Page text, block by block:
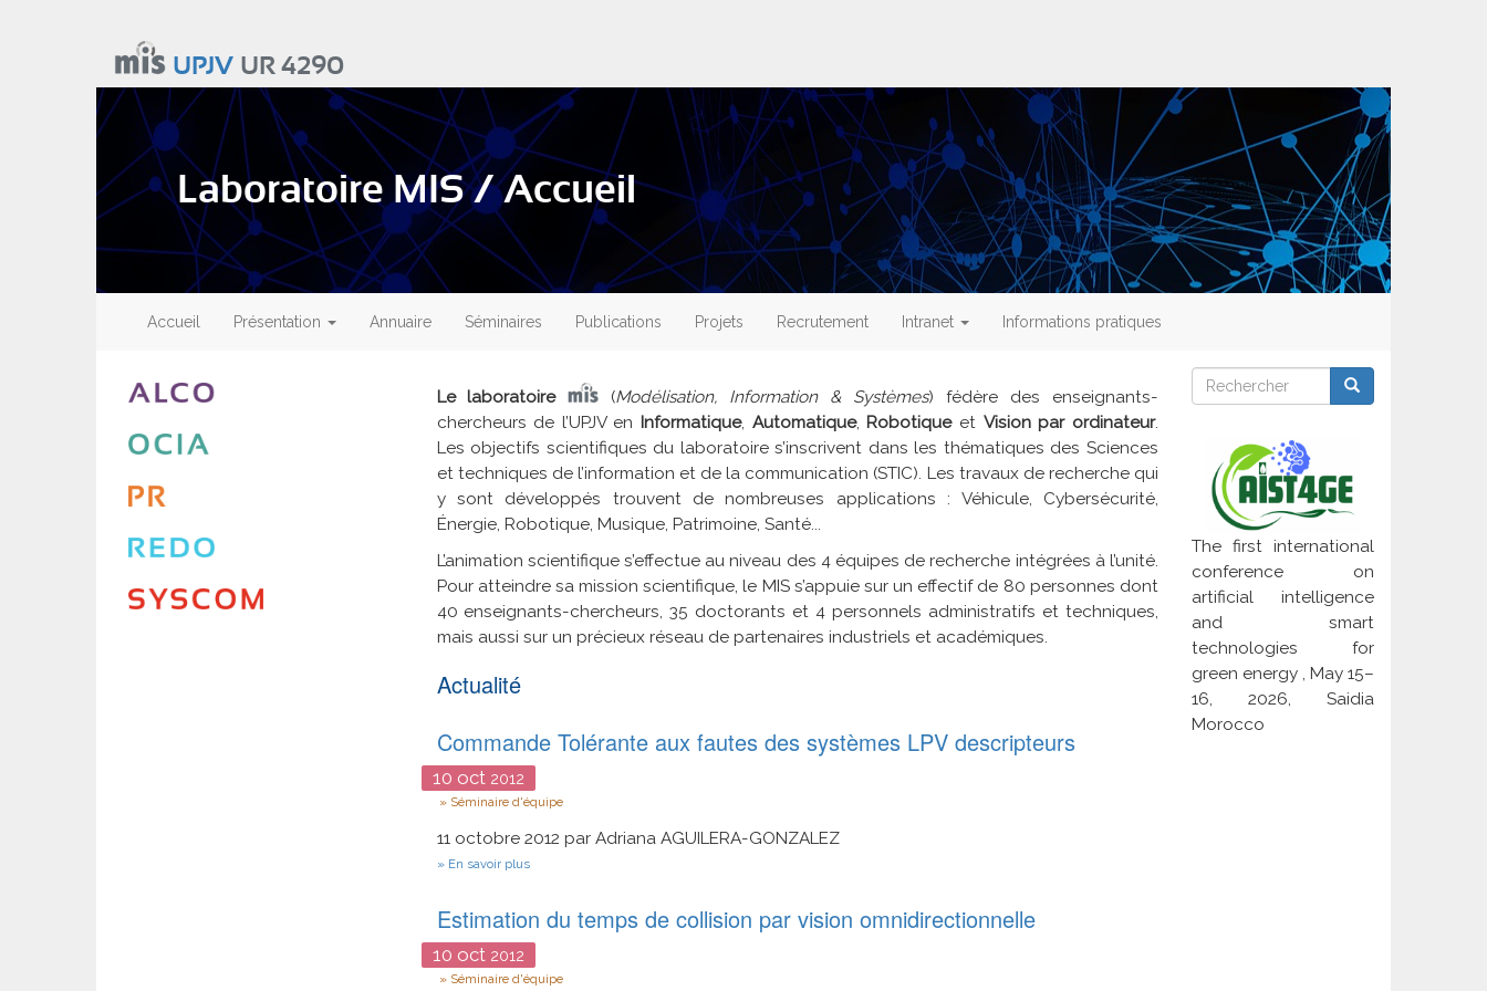
UPJVUR 4290
Laboratoire MIS / Accueil
Main
navigation
Accueil Présentation Annuaire Séminaires Publications Projets Recrutement Intranet Informations pratiques
Le laboratoire (Modélisation, Information & Systèmes) fédère des enseignants-
chercheurs de l’UPJV en Informatique, Automatique, Robotiqueet Vision par ordinateur.
Les objectifs scientifiques du laboratoire s’inscrivent dans les thématiques des Sciences
et techniques de l’information et de la communication (STIC). Les travaux de recherche qui
y sont développés trouvent de nombreuses applications : Véhicule, Cybersécurité,
Énergie, Robotique, Musique, Patrimoine, Santé...
L’animation scientifique s’effectue au niveau des 4 équipes de recherche intégrées à l’unité.
Pour atteindre sa mission scientifique, le MIS s’appuie sur un effectif de 80 personnes dont
40 enseignants-chercheurs, 35 doctorants et 4 personnels administratifs et techniques,
mais aussi sur un précieux réseau de partenaires industriels et académiques.
Actualité
Commande Tolérante aux fautes des systèmes LPV descripteurs
10 oct 2012
Type
Séminaire d'équipe
11 octobre 2012 par Adriana AGUILERA-GONZALEZ
En savoir plussur
aux
fautes
des
systèmes
LPV
Estimation du temps de collision par vision omnidirectionnelle
10 oct 2012
Type
Séminaire d'équipe
Rechercher
Rechercher Rechercher
The first international
conference on
artificial intelligence
and smart
technologies for
green energy , May 15–
16, 2026, Saidia
Morocco